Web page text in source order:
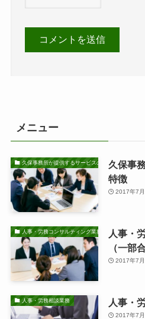
メニュー
久保事務所が提供するサービスの特徴久保事
特徴
2017年7
人事・労務コンサルティング業務
人事・
（一部
2017年7
人事・労務相談業務 人事・
2017年7